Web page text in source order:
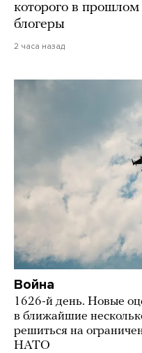
которого в прошлом
блогеры
2 часа назад
Война
1626-й день. Новые
в ближайшие
решиться на
НАТО